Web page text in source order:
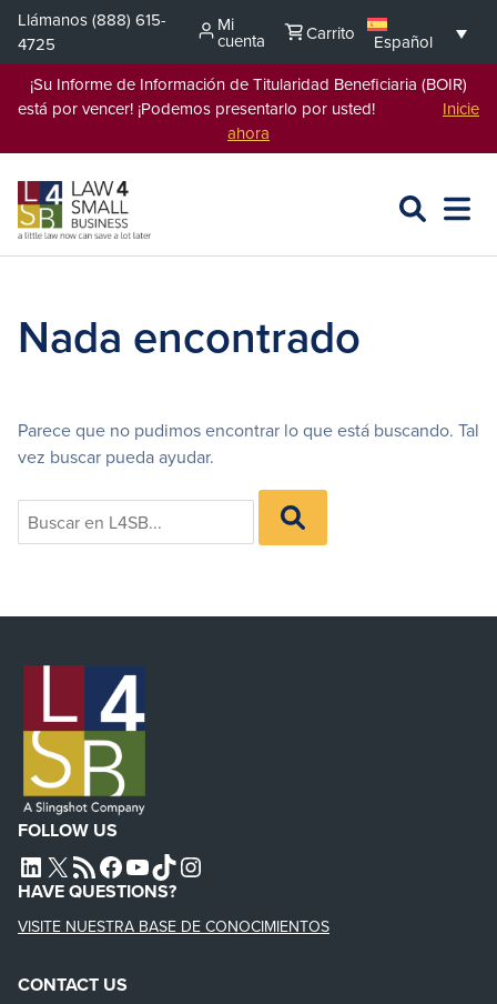
Saltar
contenido
Llámanos(888) 615-
4725
Mi
cuenta Carrito
Español
¡Su Informe de Información de Titularidad Beneficiaria (BOIR)
está por vencer! ¡Podemos presentarlo por usted! Inicie
ahora
BUSCAR
L4SB
ABRIR
Nada encontrado
Parece que no pudimos encontrar lo que está buscando. Tal
vez buscar pueda ayudar.
Search
for:
BUSCAR
EN
L4SB
FOLLOW US
L4SB LINKEDIN
X L4SB RSS FEEDL4SB FACEBOOK
L4SB YOUTUBE
TIKTOKINSTAGRAM
HAVE QUESTIONS?
VISITE NUESTRA BASE DE CONOCIMIENTOS
CONTACT US